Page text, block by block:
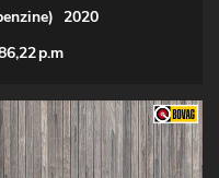
2020
p.m